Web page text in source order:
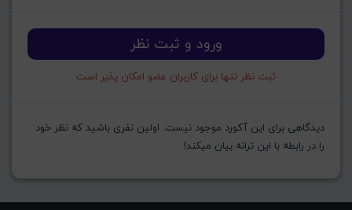
ورود و ثبت نظر
ثبت نظر تنها برای کاربران عضو امکان پذیر است
دیدگاهی برای این آکورد موجود نیست. اولین نفری باشید که نظر خود
را در رابطه با این ترانه بیان میکند!